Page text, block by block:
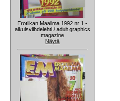
Erotiikan Maailma 1992 nr 1 -
aikuisviihdelehti / adult graphics
magazine
Näytä